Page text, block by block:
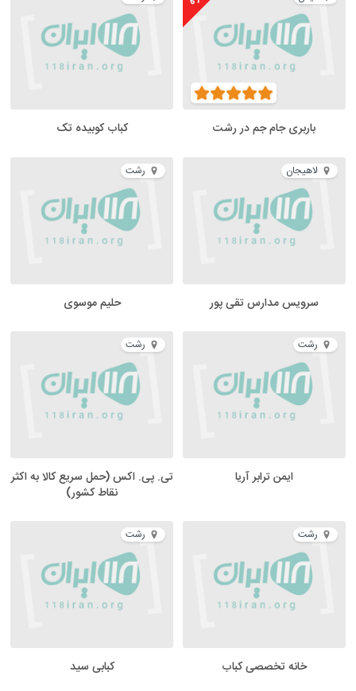
باربری جام جم در رشت کباب کوبیده تک
لاهیجان
سرویس مدارس تقی پور
رشت
حلیم موسوی
رشت
ایمن ترابر آریا
رشت
تی. پی. اکس (حمل سریع کالا به اکثر
نقاط کشور)
رشت
خانه تخصصی کباب
رشت
کبابی سید